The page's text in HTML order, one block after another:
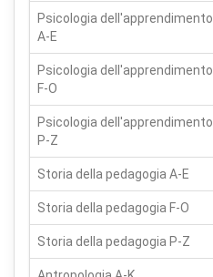
Psicologia dell'apprendimento
A-E
Psicologia dell'apprendimento
F-O
Psicologia dell'apprendimento
P-Z
Storia della pedagogia A-E
Storia della pedagogia F-O
Storia della pedagogia P-Z